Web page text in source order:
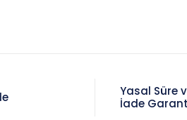
Yasal Süre
İade